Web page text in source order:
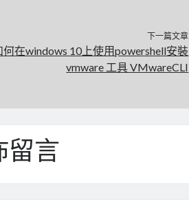
下一篇文章
何在windows 10上使用powershell安裝
vmware 工具 VMwareCLI
留言